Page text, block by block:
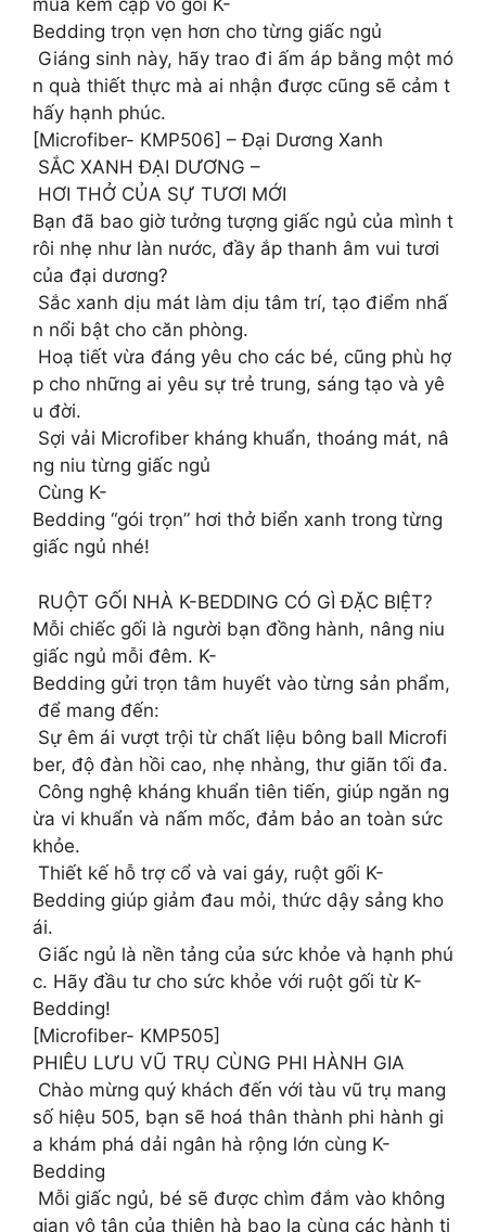
mua kèm cặp vỏ gối K-
Bedding trọn vẹn hơn cho từng giấc ngủ
Giáng sinh này, hãy trao đi ấm áp bằng một mó
n quà thiết thực mà ai nhận được cũng sẽ cảm t
hấy hạnh phúc.
[Microfiber- KMP506] – Đại Dương Xanh
SẮC XANH ĐẠI DƯƠNG –
HƠI THỞ CỦA SỰ TƯƠI MỚI
Bạn đã bao giờ tưởng tượng giấc ngủ của mình t
rôi nhẹ như làn nước, đầy ắp thanh âm vui tươi
của đại dương?
Sắc xanh dịu mát làm dịu tâm trí, tạo điểm nhấ
n nổi bật cho căn phòng.
Hoạ tiết vừa đáng yêu cho các bé, cũng phù hợ
p cho những ai yêu sự trẻ trung, sáng tạo và yê
u đời.
Sợi vải Microfiber kháng khuẩn, thoáng mát, nâ
ng niu từng giấc ngủ
Cùng K-
Bedding “gói trọn” hơi thở biển xanh trong từng
giấc ngủ nhé!
RUỘT GỐI NHÀ K-BEDDING CÓ GÌ ĐẶC BIỆT?
Mỗi chiếc gối là người bạn đồng hành, nâng niu
giấc ngủ mỗi đêm. K-
Bedding gửi trọn tâm huyết vào từng sản phẩm,
để mang đến:
Sự êm ái vượt trội từ chất liệu bông ball Microfi
ber, độ đàn hồi cao, nhẹ nhàng, thư giãn tối đa.
Công nghệ kháng khuẩn tiên tiến, giúp ngăn ng
ừa vi khuẩn và nấm mốc, đảm bảo an toàn sức
khỏe.
Thiết kế hỗ trợ cổ và vai gáy, ruột gối K-
Bedding giúp giảm đau mỏi, thức dậy sảng kho
ái.
Giấc ngủ là nền tảng của sức khỏe và hạnh phú
c. Hãy đầu tư cho sức khỏe với ruột gối từ K-
Bedding!
[Microfiber- KMP505]
PHIÊU LƯU VŨ TRỤ CÙNG PHI HÀNH GIA
‍ Chào mừng quý khách đến với tàu vũ trụ mang
số hiệu 505, bạn sẽ hoá thân thành phi hành gi
a khám phá dải ngân hà rộng lớn cùng K-
Bedding
Mỗi giấc ngủ, bé sẽ được chìm đắm vào không
gian vô tận của thiên hà bao la cùng các hành ti